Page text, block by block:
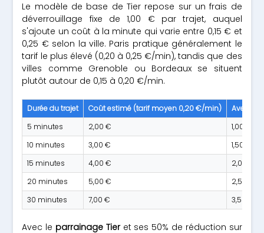
Le modèle de base de Tier repose sur un frais de
déverrouillage fixe de 1,00 € par trajet, auquel
s'ajoute un coût à la minute qui varie entre 0,15 € et
0,25 € selon la ville. Paris pratique généralement le
tarif le plus élevé (0,20 à 0,25 €/min), tandis que des
villes comme Grenoble ou Bordeaux se situent
plutôt autour de 0,15 à 0,20 €/min.
Durée du trajet Coût estimé (tarif moyen 0,20 €/min)
Avec
5 minutes
2,00 €
1,00 €
10 minutes
3,00 €
1,50 €
15 minutes
4,00 €
2,00 €
20 minutes
5,00 €
2,50 €
30 minutes
7,00 € 3,50 €
Avec le parrainage Tieret ses 50% de réduction sur